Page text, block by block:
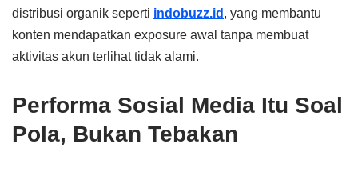
distribusi organik seperti indobuzz.id , yang membantu
konten mendapatkan exposure awal tanpa membuat
aktivitas akun terlihat tidak alami.
Performa Sosial Media Itu Soal
Pola, Bukan Tebakan